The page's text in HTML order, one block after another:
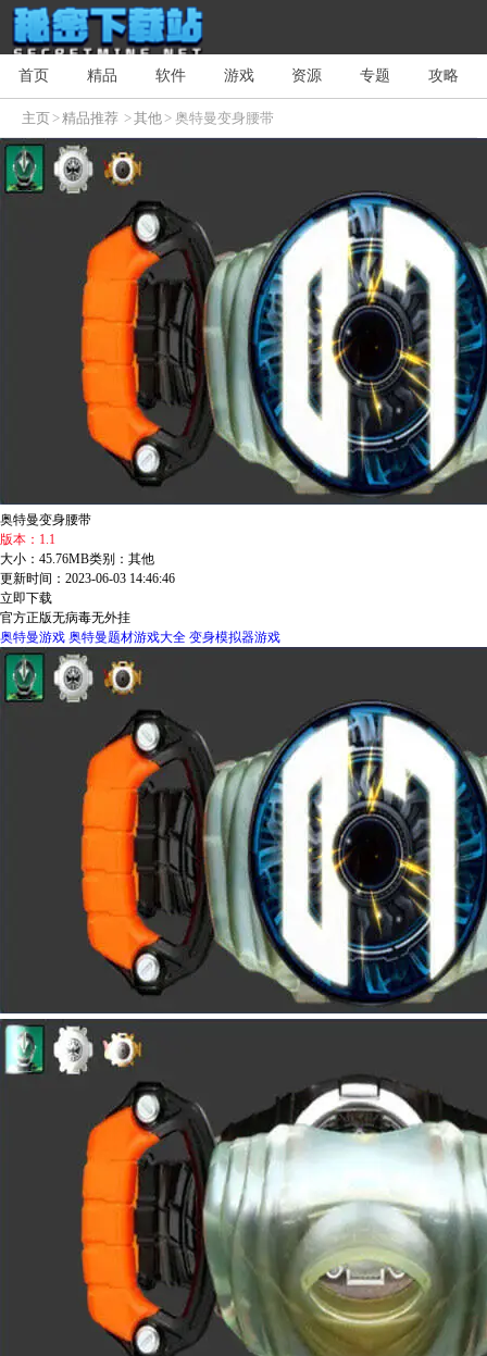
首页 精品 软件 游戏 资源 专题 攻略
主页>精品推荐 >其他> 奥特曼变身腰带
奥特曼变身腰带
版本：1.1
大小：45.76MB类别：其他
更新时间：2023-06-03 14:46:46
立即下载
官方正版无病毒无外挂
奥特曼游戏 奥特曼题材游戏大全 变身模拟器游戏